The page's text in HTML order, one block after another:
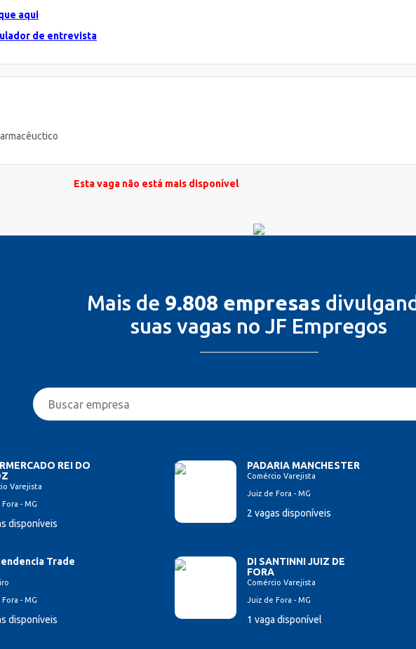
aqui
de entrevista
Esta vaga não está mais disponível
Mais de 9.808 empresas
suas vagas no JF Empregos
REI DO
Varejista
- MG
disponíveis
PADARIA MANCHESTER
Comércio Varejista
Juiz de Fora - MG
2 vagas disponíveis
Trade
- MG
disponíveis
DI SANTINNI JUIZ DE
FORA
Comércio Varejista
Juiz de Fora - MG
1 vaga disponível